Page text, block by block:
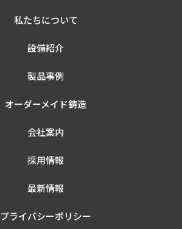
私たちについて
設備紹介
製品事例
オーダーメイド鋳造
会社案内
採用情報
最新情報
プライバシーポリシー